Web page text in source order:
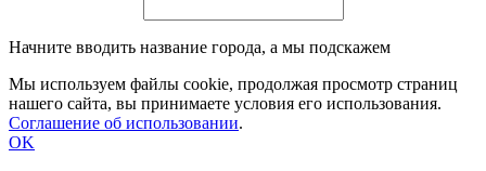
Начните вводить название города, а мы подскажем
Мы используем файлы cookie, продолжая просмотр страниц
нашего сайта, вы принимаете условия его использования.
Соглашение об использовании.
OK